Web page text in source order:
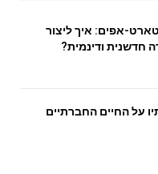
אפים: איך ליצור
חדשנית ודינמית?
על החיים החברתיים